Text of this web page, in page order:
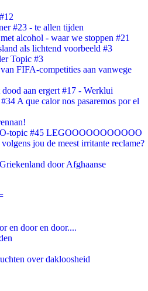
#23 - te allen tijden
alcohol - waar we stoppen #21
als lichtend voorbeeld #3
Topic #3
FIFA-competities aan vanwege
aan ergert #17 - Werklui
A que calor nos pasaremos por el
topic #45 LEGOOOOOOOOOOO
jou de meest irritante reclame?
door Afghaanse
en door en door....
over dakloosheid